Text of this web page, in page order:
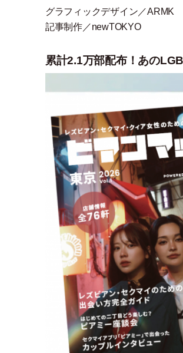
グラフィックデザイン／ARMK
記事制作／newTOKYO
累計2.1万部配布！あの